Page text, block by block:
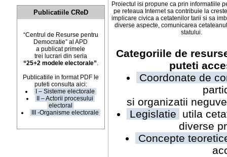
Publicatiile CReD
“Centrul de Resurse pentru
Democratie” al APD
a publicat primele
trei lucrari din seria
“25+2 modele electorale”.
Publicatiile in format PDF le
puteti consulta aici:
I – Sisteme electorale
II – Actorii procesului
electoral
III -Organisme electorale
Proiectul isi propune ca prin informatiile
pe reteaua Internet sa contribuie la
implicare civica a cetatenilor tarii si sa
diverse aspecte, comunicarea
statului.
Categoriile de
puteti
Coordonate de
si organizatii
Legislatie
utila
diverse
Concepte